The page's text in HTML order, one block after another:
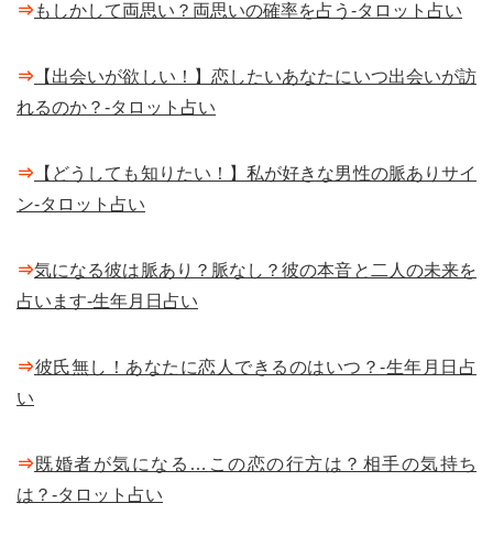
⇒もしかして両思い？両思いの確率を占う-タロット占い
⇒ 【出会いが欲しい！】恋したいあなたにいつ出会いが訪
れるのか？-タロット占い
⇒ 【どうしても知りたい！】私が好きな男性の脈ありサイ
ン-タロット占い
⇒気になる彼は脈あり？脈なし？彼の本音と二人の未来を
占います-生年月日占い
⇒彼氏無し！あなたに恋人できるのはいつ？-生年月日占
い
⇒既婚者が気になる…この恋の行方は？相手の気持ち
は？-タロット占い